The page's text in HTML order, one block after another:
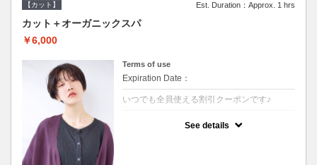
【カット】 Est. Duration：Approx. 1 hrs
カット＋オーガニックスパ
￥6,000
Terms of use
Expiration Date：
いつでも全員使える割引クーポンです♪
See details